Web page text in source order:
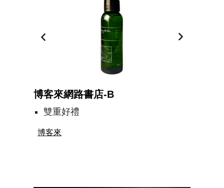
博客來網路書店-B
雙重好禮
博客來